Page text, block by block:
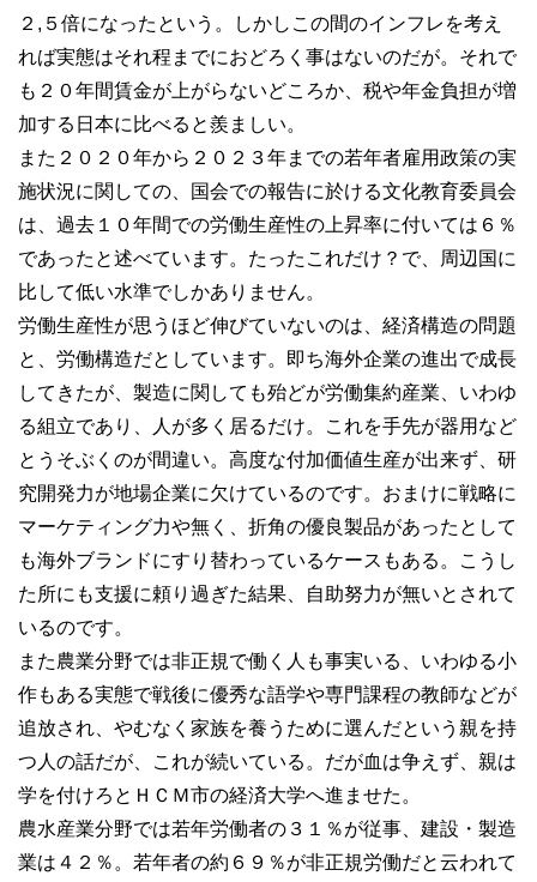
２,５倍になったという。しかしこの間のインフレを考え
れば実態はそれ程までにおどろく事はないのだが。それで
も２０年間賃金が上がらないどころか、税や年金負担が増
加する日本に比べると羨ましい。
また２０２０年から２０２３年までの若年者雇用政策の実
施状況に関しての、国会での報告に於ける文化教育委員会
は、過去１０年間での労働生産性の上昇率に付いては６％
であったと述べています。たったこれだけ？で、周辺国に
比して低い水準でしかありません。
労働生産性が思うほど伸びていないのは、経済構造の問題
と、労働構造だとしています。即ち海外企業の進出で成長
してきたが、製造に関しても殆どが労働集約産業、いわゆ
る組立であり、人が多く居るだけ。これを手先が器用など
とうそぶくのが間違い。高度な付加価値生産が出来ず、研
究開発力が地場企業に欠けているのです。おまけに戦略に
マーケティング力や無く、折角の優良製品があったとして
も海外ブランドにすり替わっているケースもある。こうし
た所にも支援に頼り過ぎた結果、自助努力が無いとされて
いるのです。
また農業分野では非正規で働く人も事実いる、いわゆる小
作もある実態で戦後に優秀な語学や専門課程の教師などが
追放され、やむなく家族を養うために選んだという親を持
つ人の話だが、これが続いている。だが血は争えず、親は
学を付けろとＨＣＭ市の経済大学へ進ませた。
農水産業分野では若年労働者の３１％が従事、建設・製造
業は４２％。若年者の約６９％が非正規労働だと云われて